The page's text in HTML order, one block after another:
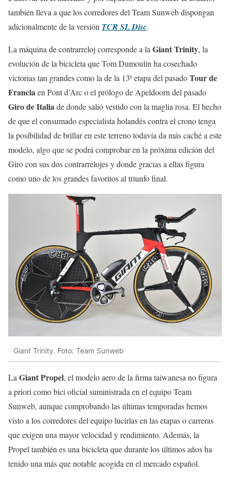
también lleva a que los corredores del Team Sunweb dispongan
adicionalmente de la versión TCR SL Disc.
La máquina de contrarreloj corresponde a laGiant Trinity, la
evolución de la bicicleta que Tom Dumoulin ha cosechado
victorias tan grandes como la de la 13ª etapa del pasadoTour de
Franciaen Pont d’Arc o el prólogo de Apeldoorn del pasado
Giro de Italiade donde salió vestido con la maglia rosa. El hecho
de que el consumado especialista holandés contra el crono tenga
la posibilidad de brillar en este terreno todavía da más caché a este
modelo, algo que se podrá comprobar en la próxima edición del
Giro con sus dos contrarrelojes y donde gracias a ellas figura
como uno de los grandes favoritos al triunfo final.
Giant Trinity. Foto: Team Sunweb
La Giant Propel, el modelo aero de la firma taiwanesa no figura
a priori como bici oficial suministrada en el equipo Team
Sunweb, aunque comprobando las últimas temporadas hemos
visto a los corredores del equipo lucirlas en las etapas o carreras
que exigen una mayor velocidad y rendimiento. Además, la
Propel también es una bicicleta que durante los últimos años ha
tenido una más que notable acogida en el mercado español.